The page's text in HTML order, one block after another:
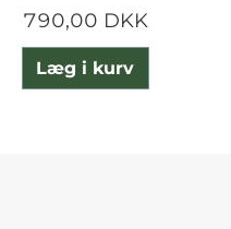
790,00 DKK
Læg i kurv